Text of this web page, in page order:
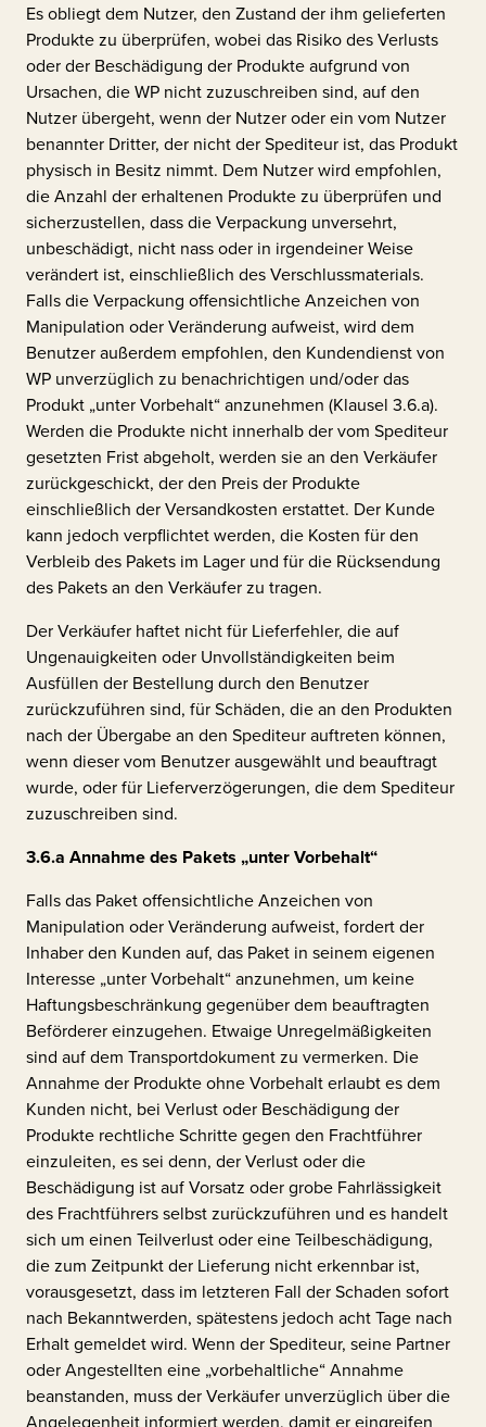
Es obliegt dem Nutzer, den Zustand der ihm gelieferten
Produkte zu überprüfen, wobei das Risiko des Verlusts
oder der Beschädigung der Produkte aufgrund von
Ursachen, die WP nicht zuzuschreiben sind, auf den
Nutzer übergeht, wenn der Nutzer oder ein vom Nutzer
benannter Dritter, der nicht der Spediteur ist, das Produkt
physisch in Besitz nimmt. Dem Nutzer wird empfohlen,
die Anzahl der erhaltenen Produkte zu überprüfen und
sicherzustellen, dass die Verpackung unversehrt,
unbeschädigt, nicht nass oder in irgendeiner Weise
verändert ist, einschließlich des Verschlussmaterials.
Falls die Verpackung offensichtliche Anzeichen von
Manipulation oder Veränderung aufweist, wird dem
Benutzer außerdem empfohlen, den Kundendienst von
WP unverzüglich zu benachrichtigen und/oder das
Produkt „unter Vorbehalt“ anzunehmen (Klausel 3.6.a).
Werden die Produkte nicht innerhalb der vom Spediteur
gesetzten Frist abgeholt, werden sie an den Verkäufer
zurückgeschickt, der den Preis der Produkte
einschließlich der Versandkosten erstattet. Der Kunde
kann jedoch verpflichtet werden, die Kosten für den
Verbleib des Pakets im Lager und für die Rücksendung
des Pakets an den Verkäufer zu tragen.
Der Verkäufer haftet nicht für Lieferfehler, die auf
Ungenauigkeiten oder Unvollständigkeiten beim
Ausfüllen der Bestellung durch den Benutzer
zurückzuführen sind, für Schäden, die an den Produkten
nach der Übergabe an den Spediteur auftreten können,
wenn dieser vom Benutzer ausgewählt und beauftragt
wurde, oder für Lieferverzögerungen, die dem Spediteur
zuzuschreiben sind.
3.6.a Annahme des Pakets „unter Vorbehalt“
Falls das Paket offensichtliche Anzeichen von
Manipulation oder Veränderung aufweist, fordert der
Inhaber den Kunden auf, das Paket in seinem eigenen
Interesse „unter Vorbehalt“ anzunehmen, um keine
Haftungsbeschränkung gegenüber dem beauftragten
Beförderer einzugehen. Etwaige Unregelmäßigkeiten
sind auf dem Transportdokument zu vermerken. Die
Annahme der Produkte ohne Vorbehalt erlaubt es dem
Kunden nicht, bei Verlust oder Beschädigung der
Produkte rechtliche Schritte gegen den Frachtführer
einzuleiten, es sei denn, der Verlust oder die
Beschädigung ist auf Vorsatz oder grobe Fahrlässigkeit
des Frachtführers selbst zurückzuführen und es handelt
sich um einen Teilverlust oder eine Teilbeschädigung,
die zum Zeitpunkt der Lieferung nicht erkennbar ist,
vorausgesetzt, dass im letzteren Fall der Schaden sofort
nach Bekanntwerden, spätestens jedoch acht Tage nach
Erhalt gemeldet wird. Wenn der Spediteur, seine Partner
oder Angestellten eine „vorbehaltliche“ Annahme
beanstanden, muss der Verkäufer unverzüglich über die